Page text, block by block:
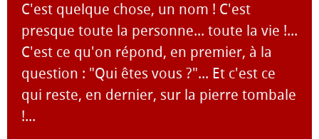
C'est quelque chose, un nom ! C'est
presque toute la personne... toute la vie !...
C'est ce qu'on répond, en premier, à la
question : "Qui êtes vous ?"... Et c'est ce
qui reste, en dernier, sur la pierre tombale
!...